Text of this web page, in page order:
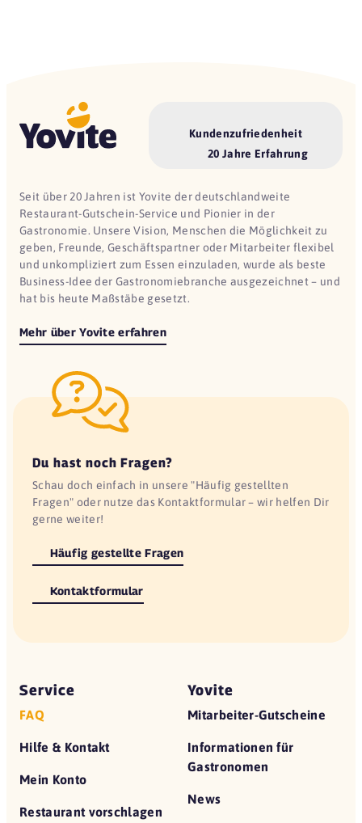
Kundenzufriedenheit
20 Jahre Erfahrung
Seit über 20 Jahren ist Yovite der deutschlandweite
Restaurant-Gutschein-Service und Pionier in der
Gastronomie. Unsere Vision, Menschen die Möglichkeit zu
geben, Freunde, Geschäftspartner oder Mitarbeiter flexibel
und unkompliziert zum Essen einzuladen, wurde als beste
Business-Idee der Gastronomiebranche ausgezeichnet – und
hat bis heute Maßstäbe gesetzt.
Mehr über Yovite erfahren
Du hast noch Fragen?
Schau doch einfach in unsere "Häufig gestellten
Fragen" oder nutze das Kontaktformular – wir helfen Dir
gerne weiter!
Häufig gestellte Fragen
Kontaktformular
Service
FAQ
Hilfe & Kontakt
Mein Konto
Restaurant vorschlagen
Yovite
Mitarbeiter-Gutscheine
Informationen für
Gastronomen
News